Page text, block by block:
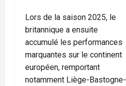
Lors de la saison 2025, le
britannique a ensuite
accumulé les performances
marquantes sur le continent
européen, remportant
notamment Liège-Bastogne-